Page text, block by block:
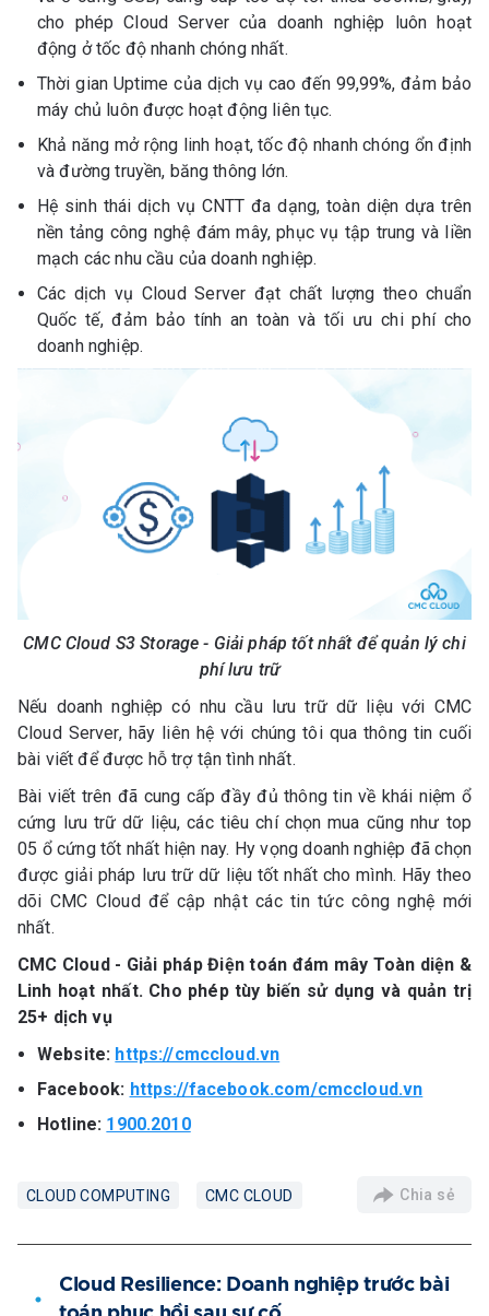
cho phép Cloud Server của doanh nghiệp luôn hoạt
động ở tốc độ nhanh chóng nhất.
Thời gian Uptime của dịch vụ cao đến 99,99%, đảm bảo
máy chủ luôn được hoạt động liên tục.
Khả năng mở rộng linh hoạt, tốc độ nhanh chóng ổn định
và đường truyền, băng thông lớn.
Hệ sinh thái dịch vụ CNTT đa dạng, toàn diện dựa trên
nền tảng công nghệ đám mây, phục vụ tập trung và liền
mạch các nhu cầu của doanh nghiệp.
Các dịch vụ Cloud Server đạt chất lượng theo chuẩn
Quốc tế, đảm bảo tính an toàn và tối ưu chi phí cho
doanh nghiệp.
CMC Cloud S3 Storage - Giải pháp tốt nhất để quản lý chi
phí lưu trữ
Nếu doanh nghiệp có nhu cầu lưu trữ dữ liệu với CMC
Cloud Server, hãy liên hệ với chúng tôi qua thông tin cuối
bài viết để được hỗ trợ tận tình nhất.
Bài viết trên đã cung cấp đầy đủ thông tin về khái niệm ổ
cứng lưu trữ dữ liệu, các tiêu chí chọn mua cũng như top
05 ổ cứng tốt nhất hiện nay. Hy vọng doanh nghiệp đã chọn
được giải pháp lưu trữ dữ liệu tốt nhất cho mình. Hãy theo
dõi CMC Cloud để cập nhật các tin tức công nghệ mới
nhất.
CMC Cloud - Giải pháp Điện toán đám mây Toàn diện &
Linh hoạt nhất. Cho phép tùy biến sử dụng và quản trị
25+ dịch vụ
Website: https://cmccloud.vn
Facebook: https://facebook.com/cmccloud.vn
Hotline: 1900.2010
CLOUD COMPUTING CMC CLOUD Chia sẻ
Cloud Resilience: Doanh nghiệp trước bài